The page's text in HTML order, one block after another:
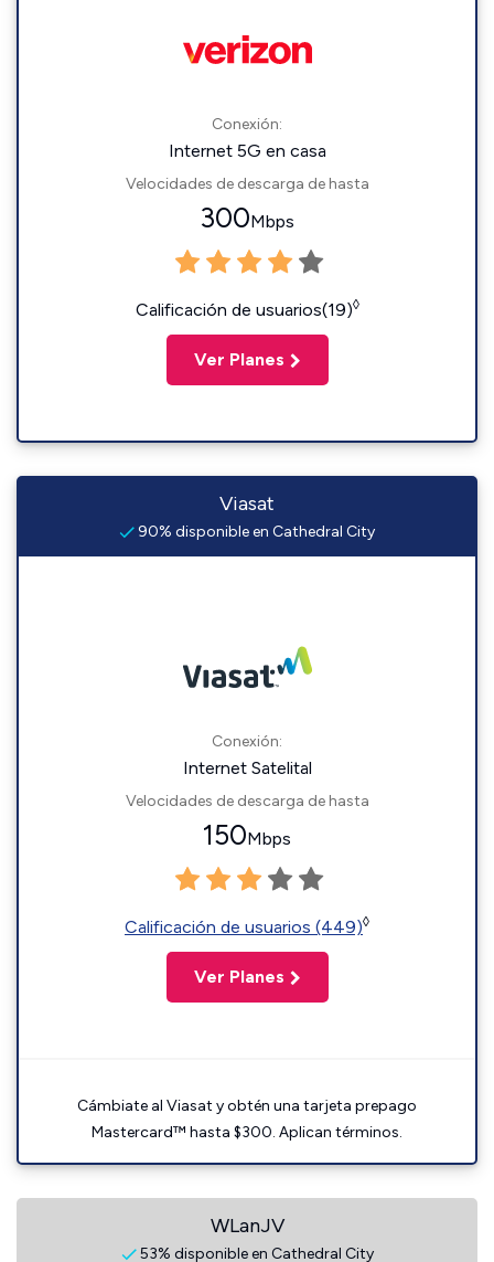
Conexión:
Internet 5G en casa
Velocidades de descarga de hasta
300Mbps
Calificación de usuarios(19)◊
Ver Planes
Viasat
90% disponible en Cathedral City
Conexión:
Internet Satelital
Velocidades de descarga de hasta
150Mbps
Calificación de usuarios (449)◊
Ver Planes
Cámbiate al Viasat y obtén una tarjeta prepago
Mastercard™ hasta $300. Aplican términos.
WLanJV
53% disponible en Cathedral City